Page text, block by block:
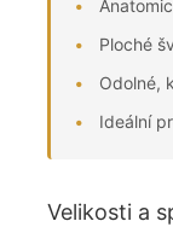
Ploché
Odolné,
Ideální
Velikosti a